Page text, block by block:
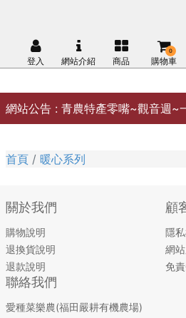
網站公告 : 青農特產零嘴~觀音週~
登入 網站介紹 商品 購物車
0
首頁 暖心系列
關於我們
購物說明
退換貨說明
退款說明
顧
隱
網
免
聯絡我們
愛種菜樂農(福田嚴耕有機農場)